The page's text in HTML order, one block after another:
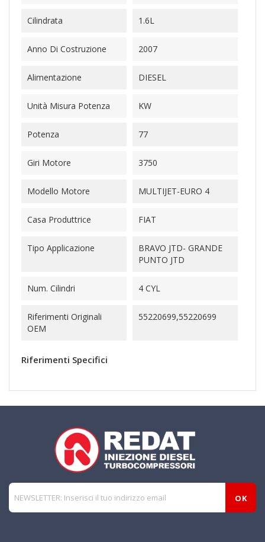
Cilindrata 1.6L
Anno Di Costruzione 2007
Alimentazione DIESEL
Unità Misura Potenza KW
Potenza 77
Giri Motore 3750
Modello Motore MULTIJET-EURO 4
Casa Produttrice FIAT
Tipo Applicazione
BRAVO JTD- GRANDE
PUNTO JTD
Num. Cilindri 4 CYL
Riferimenti Originali
OEM
55220699,55220699
Riferimenti Specifici